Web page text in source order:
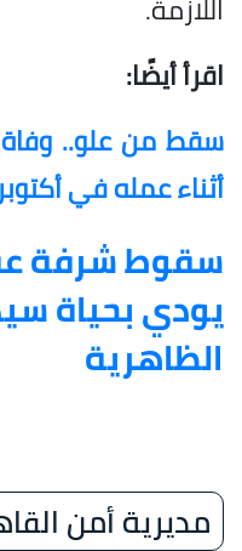
اقرأ أيضًا:
سقط من علو.. وفاة
أثناء عمله في
سقوط شرفة
يودي بحياة
الظاهرية
مديرية أمن